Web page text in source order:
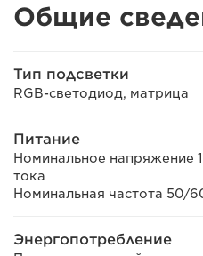
Общие
Тип подсветки
RGB-светодиод, матрица
Питание
Номинальное напряжение
тока
Номинальная частота 50/
Энергопотребление